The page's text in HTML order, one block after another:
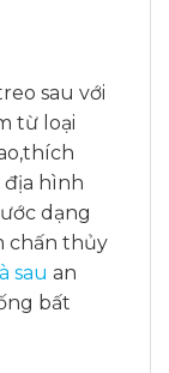
sau với
từ loại
địa hình
dạng
chấn thủy
sau an
bất